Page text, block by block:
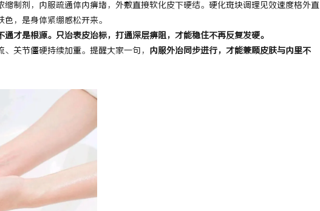
缩制剂，内服疏通体内痹堵，外敷直接软化皮下硬结。硬化斑块调理见效速度格外直
，是身体紧绷感松开来。
才是根源。只治表皮治标，打通深层痹阻，才能稳住不再反复发硬。
关节僵硬持续加重。提醒大家一句， 内服外治同步进行，才能兼顾皮肤与内里不